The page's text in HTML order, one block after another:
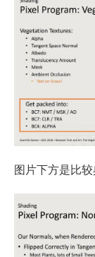
图片下方是比较